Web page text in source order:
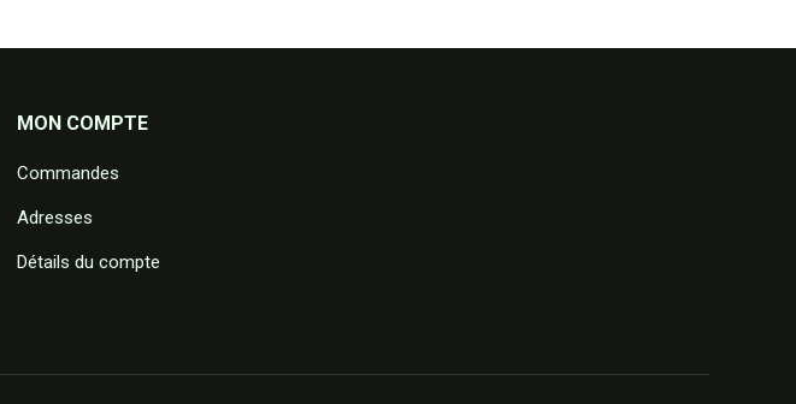
MON COMPTE
Commandes
Adresses
Détails du compte